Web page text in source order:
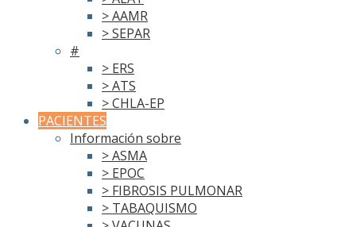
> AAMR
> SEPAR
#
> ERS
> ATS
> CHLA-EP
PACIENTES
Información sobre
> ASMA
> EPOC
> FIBROSIS PULMONAR
> TABAQUISMO